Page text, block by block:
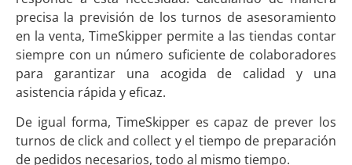
precisa la previsión de los turnos de asesoramiento
en la venta, TimeSkipper permite a las tiendas contar
siempre con un número suficiente de colaboradores
para garantizar una acogida de calidad y una
asistencia rápida y eficaz.
De igual forma, TimeSkipper es capaz de prever los
turnos de click and collect y el tiempo de preparación
de pedidos necesarios, todo al mismo tiempo.